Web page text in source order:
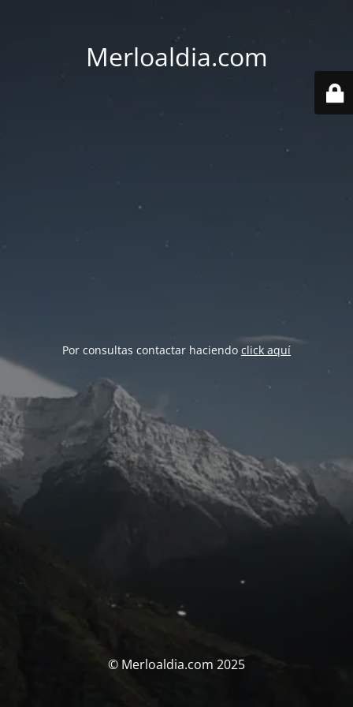
Merloaldia.com
Por consultas contactar haciendo click aquí
© Merloaldia.com 2025